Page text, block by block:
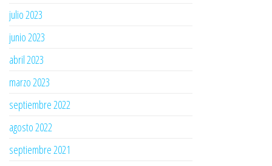
julio 2023
junio 2023
abril 2023
marzo 2023
septiembre 2022
agosto 2022
septiembre 2021